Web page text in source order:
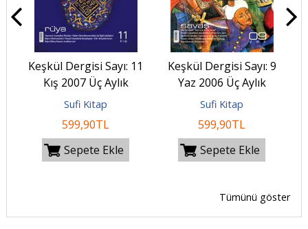
Keşkül Dergisi Sayı: 11
Kış 2007 Üç Aylık
Tasavvuf, Kültür ve
Sanat...
Sufi Kitap
599,90TL
Sepete Ekle
Keşkül Dergisi Sayı: 9
Yaz 2006 Üç Aylık
Tasavvuf, Kültür ve
Sanat...
Sufi Kitap
599,90TL
Sepete Ekle
Tümünü göster